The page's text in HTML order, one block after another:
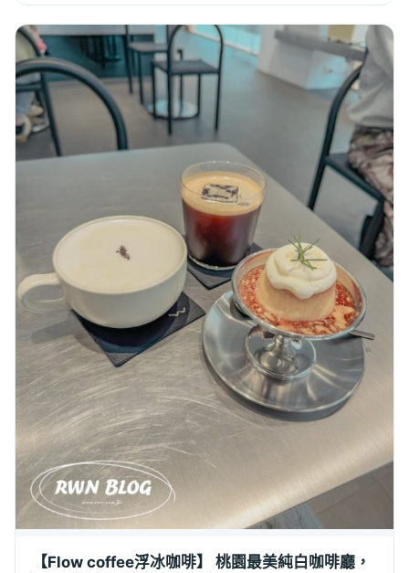
【Flow coffee浮冰咖啡】 桃園最美純白咖啡廳，